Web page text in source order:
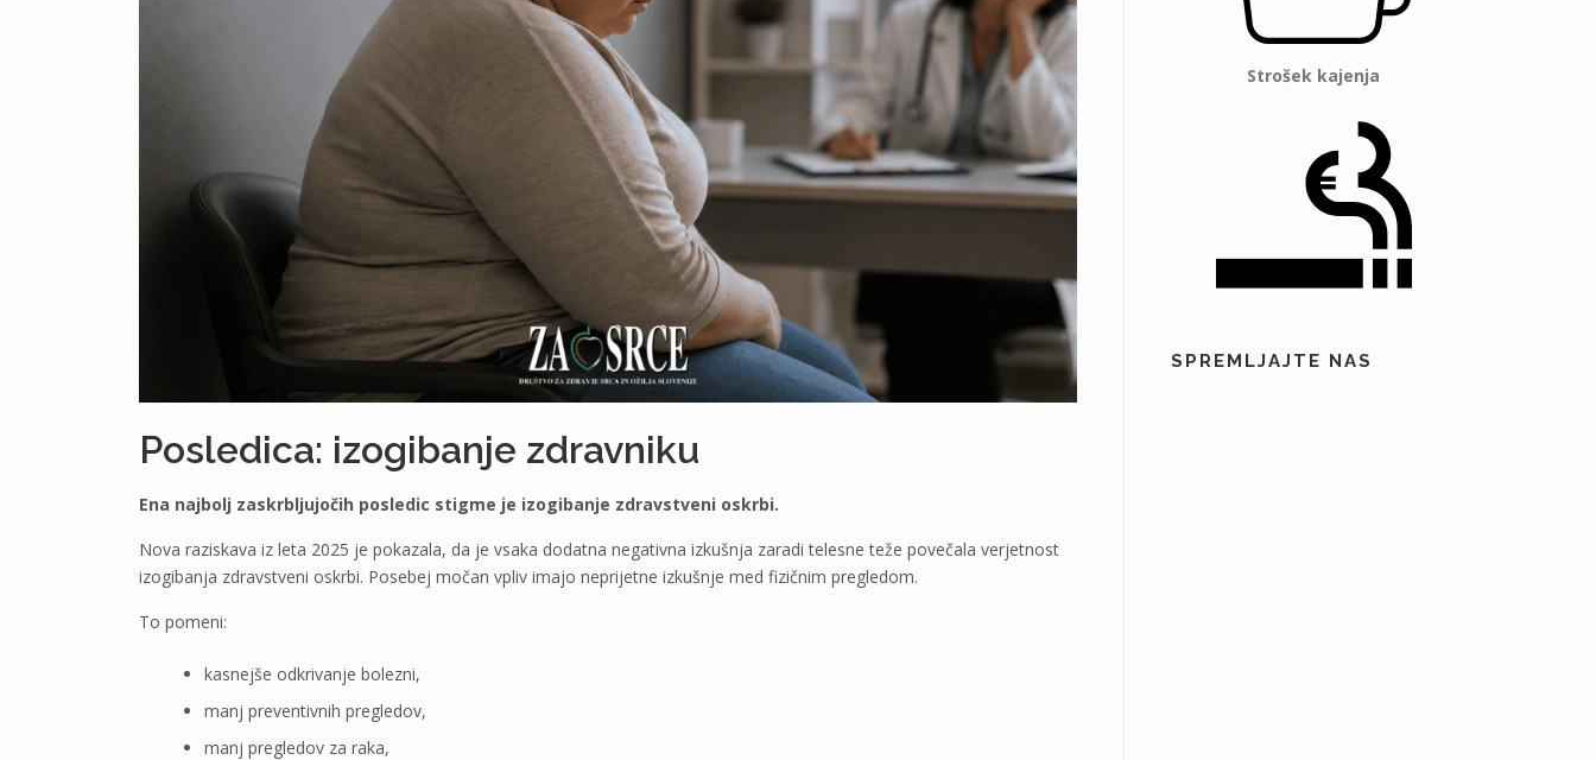
Posledica: izogibanje zdravniku
Ena najbolj zaskrbljujočih posledic stigme je izogibanje zdravstveni oskrbi.
Nova raziskava iz leta 2025 je pokazala, da je vsaka dodatna negativna izkušnja zaradi telesne teže povečala verjetnost
izogibanja zdravstveni oskrbi. Posebej močan vpliv imajo neprijetne izkušnje med fizičnim pregledom.
To pomeni:
kasnejše odkrivanje bolezni,
manj preventivnih pregledov,
manj pregledov za raka,
Strošek kajenja
SPREMLJAJTE NAS